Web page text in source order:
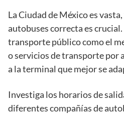
La Ciudad de México es
autobuses correcta es
transporte público como el
o servicios de transporte por
a la terminal que mejor se
Investiga los horarios de
diferentes compañías de